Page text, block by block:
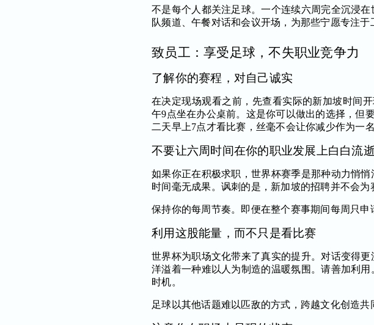
不是每个人都关注足球。一个连续六周完全沉浸
队频道、午餐对话和会议开场，为那些宁愿专注于
致员工：享受足球，不失职业竞争力
了解你的赛程，对自己诚实
在决定现场观看之前，先查看实际的新加坡时间
午9点坐在办公桌前。这是你可以做出的选择，但
二天早上7点才看比赛，丝毫不会让你减少作为一
不要让六周时间在你的职业发展上白白流逝
如果你正在积极求职，世界杯赛季是那种动力悄
时间毫无成果。讽刺的是，新加坡的招聘并不会
保持你的每周节奏。即便在整个赛事期间每周只申
利用这股能量，而不只是看比赛
世界杯为职场文化带来了真实的提升。对话变得
洋溢着一种难以人为制造的温暖氛围。请善加利
时机。
足球以其他话题难以匹敌的方式，跨越文化创造